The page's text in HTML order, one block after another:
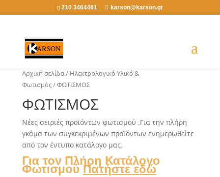
210 3464461 karson@karson.gr
Αρχική σελίδα/ Ηλεκτρολογικό Υλικό &
Φωτισμός/ ΦΩΤΙΣΜΟΣ
ΦΩΤΙΣΜΟΣ
Νέες σειριές προϊόντων φωτισμού .Για την πλήρη
γκάμα των συγκεκριμένων προϊόντων ενημερωθείτε
από τον έντυπο κατάλογο μας.
Για τον Πλήρη Κατάλογο
ΦωτισμούΠατήστε εδώ